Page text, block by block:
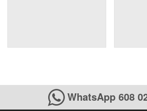
WhatsApp 608